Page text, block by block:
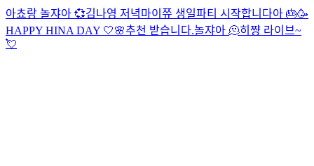
아쵸랑 놀쟈아 💞김나영 저녁마이쮸 생일파티 시작합니다아 🎂🥳
HAPPY HINA DAY 🤍🌸추천 받습니다.놀쟈아 🫠히쨩 라이브~
💘